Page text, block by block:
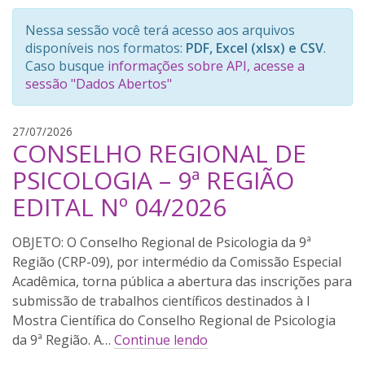
Nessa sessão você terá acesso aos arquivos
disponíveis nos formatos: PDF, Excel (xlsx) e CSV.
Caso busque informações sobre API, acesse a
sessão "Dados Abertos"
27/07/2026
a
b
r
i
e
l
p
e
r
e
i
r
CONSELHO REGIONAL DE
PSICOLOGIA – 9ª REGIÃO
EDITAL Nº 04/2026
O Conselho Regional de Psicologia da 9ª
Região (CRP-09), por intermédio da Comissão Especial
Acadêmica, torna pública a abertura das inscrições para
submissão de trabalhos científicos destinados à I
Mostra Científica do Conselho Regional de Psicologia
da 9ª Região. A… Continue lendo